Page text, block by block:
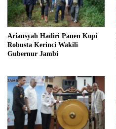
Ariansyah Hadiri Panen Kopi
Robusta Kerinci Wakili
Gubernur Jambi